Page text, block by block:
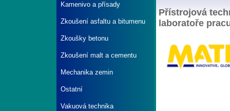
Kamenivo a přísady
Zkoušení asfaltu a bitumenu
Zkoušky betonu
Zkoušení malt a cementu
Mechanika zemin
Ostatní
Vakuová technika
Přístrojová
laboratoře